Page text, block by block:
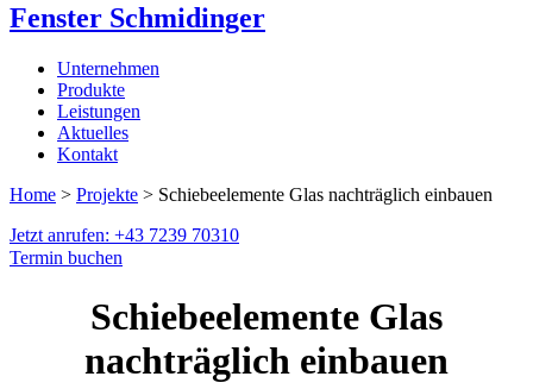
Fenster Schmidinger
Unternehmen
Produkte
Leistungen
Aktuelles
Kontakt
Home > Projekte > Schiebeelemente Glas nachträglich einbauen
Jetzt anrufen: +43 7239 70310
Termin buchen
Schiebeelemente Glas
nachträglich einbauen